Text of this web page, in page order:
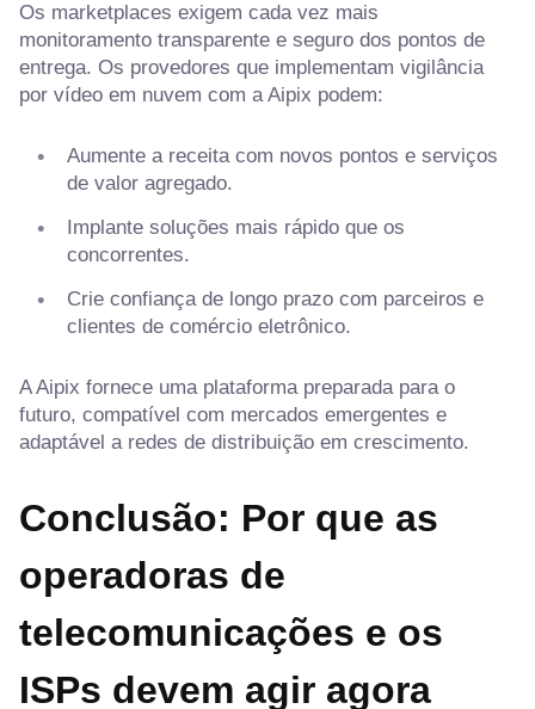
Os marketplaces exigem cada vez mais
monitoramento transparente e seguro dos pontos de
entrega. Os provedores que implementam vigilância
por vídeo em nuvem com a Aipix podem:
Aumente a receita com novos pontos e serviços
de valor agregado.
Implante soluções mais rápido que os
concorrentes.
Crie confiança de longo prazo com parceiros e
clientes de comércio eletrônico.
A Aipix fornece uma plataforma preparada para o
futuro, compatível com mercados emergentes e
adaptável a redes de distribuição em crescimento.
Conclusão: Por que as
operadoras de
telecomunicações e os
ISPs devem agir agora